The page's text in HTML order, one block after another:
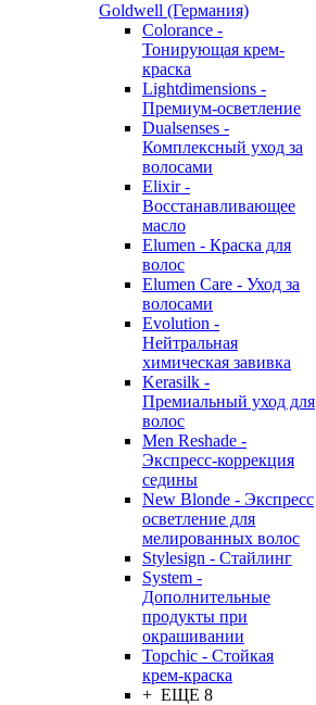
Goldwell (Германия)
Colorance -
Тонирующая крем-
краска
Lightdimensions -
Премиум-осветление
Dualsenses -
Комплексный уход за
волосами
Elixir -
Восстанавливающее
масло
Elumen - Краска для
волос
Elumen Care - Уход за
волосами
Evolution -
Нейтральная
химическая завивка
Kerasilk -
Премиальный уход для
волос
Men Reshade -
Экспресс-коррекция
седины
New Blonde - Экспресс
осветление для
мелированных волос
Stylesign - Стайлинг
System -
Дополнительные
продукты при
окрашивании
Topchic - Стойкая
крем-краска
+ ЕЩЕ 8